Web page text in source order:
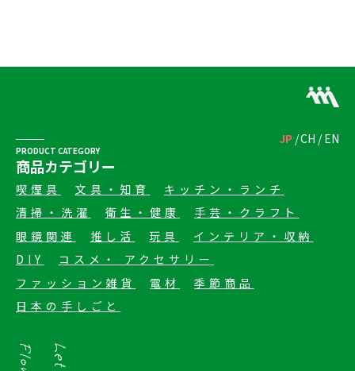
JP CH EN
PRODUCT CATEGORY
商品カテゴリー
喫煙具 文具・知育
キッチン・ランチ
清掃・洗濯
衛生・健康
手芸・クラフト
眼鏡関連
推し活 玩具
インテリア・収納
DIY
コスメ・ アクセサリー
ファッション雑貨
電材
季節商品
日本の手しごと